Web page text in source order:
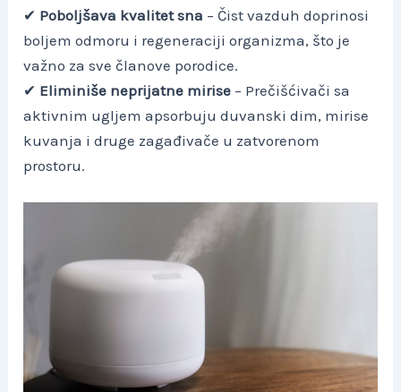
✔ Poboljšava kvalitet sna – Čist vazduh doprinosi
boljem odmoru i regeneraciji organizma, što je
važno za sve članove porodice.
✔ Eliminiše neprijatne mirise – Prečišćivači sa
aktivnim ugljem apsorbuju duvanski dim, mirise
kuvanja i druge zagađivače u zatvorenom
prostoru.